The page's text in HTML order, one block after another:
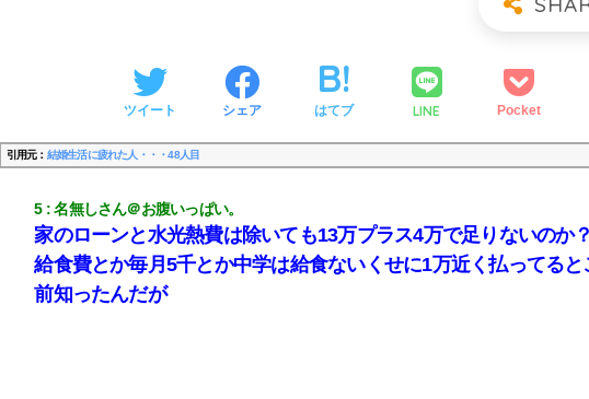
ツイート シェア はてブ LINE Pocket
引用元： 結婚生活に疲れた人・・・48人目
5 名無しさん＠お腹いっぱい。
家のローンと水光熱費は除いても13万プラス4万で足りないのか？
給食費とか毎月5千とか中学は給食ないくせに1万近く払ってると
前知ったんだが